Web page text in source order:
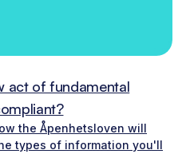
act of fundamental
the Åpenhetsloven will
types of information you'll